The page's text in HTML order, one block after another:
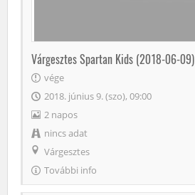
Várgesztes Spartan Kids (2018-06-09)
vége
2018. június 9. (szo), 09:00
2 napos
nincs adat
Várgesztes
További info